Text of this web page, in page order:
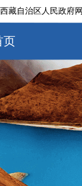
西藏自治区人民政府网
页